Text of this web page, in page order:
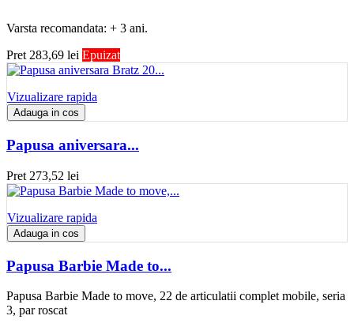
Varsta recomandata: + 3 ani.
Pret 283,69 lei Epuizat
Vizualizare rapida
Adauga in cos
Papusa aniversara...
Pret 273,52 lei
Vizualizare rapida
Adauga in cos
Papusa Barbie Made to...
Papusa Barbie Made to move, 22 de articulatii complet mobile, seria
3, par roscat